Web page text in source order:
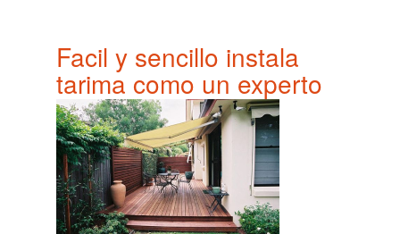
Facil y sencillo instala
tarima como un experto